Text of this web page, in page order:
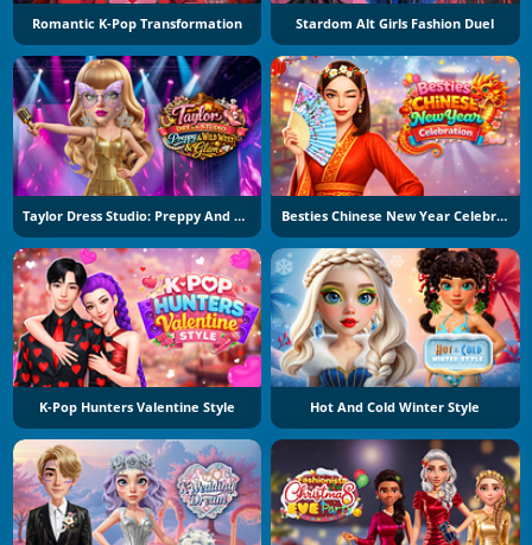
Romantic K-Pop Transformation Stardom Alt Girls Fashion Duel
Taylor Dress Studio: Preppy And Wild West Glam Besties Chinese New Year Celebration
K-Pop Hunters Valentine Style Hot And Cold Winter Style